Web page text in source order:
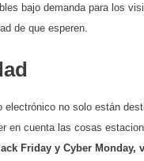
bajo demanda para los
de que esperen.
electrónico no solo están
en cuenta las cosas
Friday y Cyber ​​Monday,